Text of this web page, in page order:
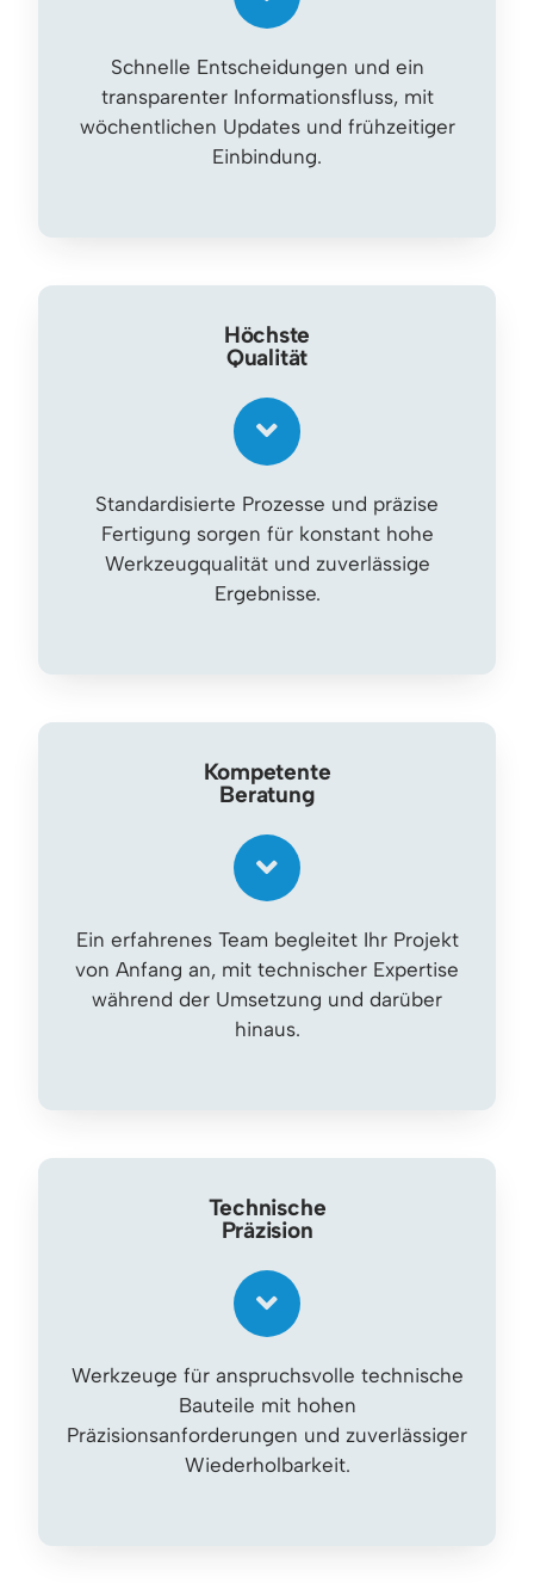
Schnelle Entscheidungen und ein
transparenter Informationsfluss, mit
wöchentlichen Updates und frühzeitiger
Einbindung.
Höchste
Qualität
Standardisierte Prozesse und präzise
Fertigung sorgen für konstant hohe
Werkzeugqualität und zuverlässige
Ergebnisse.
Kompetente
Beratung
Ein erfahrenes Team begleitet Ihr Projekt
von Anfang an, mit technischer Expertise
während der Umsetzung und darüber
hinaus.
Technische
Präzision
Werkzeuge für anspruchsvolle technische
Bauteile mit hohen
Präzisionsanforderungen und zuverlässiger
Wiederholbarkeit.